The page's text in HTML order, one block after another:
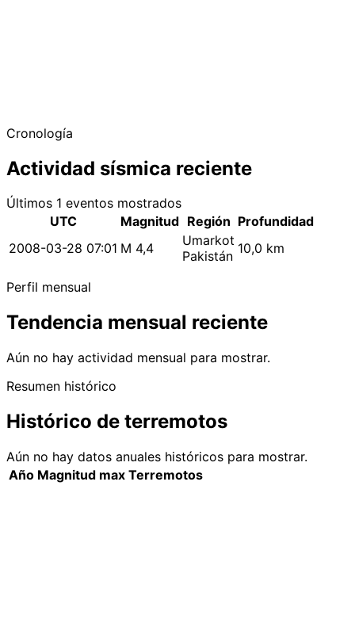
Cronología
Actividad sísmica reciente
Últimos 1 eventos mostrados
UTC
Magnitud Región Profundidad
2008-03-28 07:01 M 4,4
Umarkot
Pakistán 10,0 km
Perfil mensual
Tendencia mensual reciente
Aún no hay actividad mensual para mostrar.
Resumen histórico
Histórico de terremotos
Aún no hay datos anuales históricos para mostrar.
Año Magnitud max Terremotos